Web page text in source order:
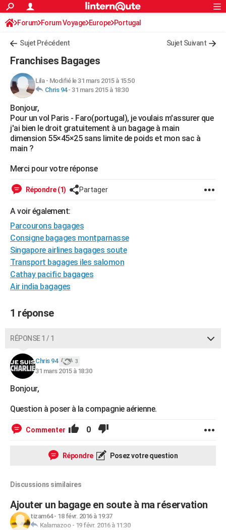
ACTUALITÉS
Politique
Société
Faits Divers
Education
Monde
Villes
+
FINANCE
Retraite
Impôts
Epargne
Immobilier
Risques naturels par ville
Banque
Assurance
Crédit
AUTO
Essais
Réserver un essai
Citadines
Berlines
SUV
Forum auto
+HIGH-TECH
Mobiles
Meilleur smartphone
Internet
Ordinateurs
Jeux vidéo
Guide high-tech
+BRICOLAGE
Forum
Aménagement intérieur
Extérieur
Cuisine
Salle de bains
Jardinage
Rangement
Guides de France
Escapades
Patrimoine
Expositions
Week-end nature
Art de vivre
Bien-être
Loisirs
Mode
Modes de vie
Alimentation
Guide de la santé
Maladies
Médicaments
Sommeil
Destinations
City break
Voyage nature
Voyage de noces
Forum
Climat
+PHOTO
GUIDES D'ACHAT
BONS PLANS
Carte de Noël
Carte Bonne année
Carte Saint-Valentin
Carte Pâques
Carte d'anniversaire
DICTIONNAIRE
Dictionnaire
Biographies
Citations
Expressions
Proverbes
PROGRAMME TV
COPAINS D'AVANT
S'inscrire
Se connecter
Lycées
Collèges
Primaires
Universités
Entreprises
Service militaire
Avis de recherche
S'inscrire
Connexion
Forum Forum Voyage Europe Portugal
Sujet Précédent Sujet Suivant
Franchises Bagages
Lila- Modifié le 31 mars 2015 à 15:50
Chris 94- 31 mars 2015 à 18:30
Bonjour,
Pour un vol Paris - Faro(portugal), je voulais m'assurer que
j'ai bien le droit gratuitement à un bagage à main
dimension 55×45×25 sans limite de poids et mon sac à
main ?
Merci pour votre réponse
Répondre (1) Partager
A voir également:
Parcourons bagages
Consigne bagages montparnasse
Singapore airlines bagages soute
Transport bagages iles salomon
Cathay pacific bagages
Air india bagages
1 réponse
RÉPONSE 1 / 1
Chris 94 3
31 mars 2015 à 18:30
Bonjour,
Question à poser à la compagnie aérienne.
Commenter 0
Répondre Posez votre question
Discussions similaires
Ajouter un bagage en soute à ma réservation
tizam64- 18 févr. 2016 à 19:37
Kalamazoo- 19 févr. 2016 à 11:30